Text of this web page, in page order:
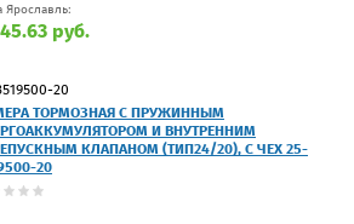
Ярославль:
руб.
20
ТОРМОЗHАЯ С ПРУЖИННЫМ
И ВНУТРЕННИМ
КЛАПАНОМ (ТИП24/20), С ЧЕХ 25-
20